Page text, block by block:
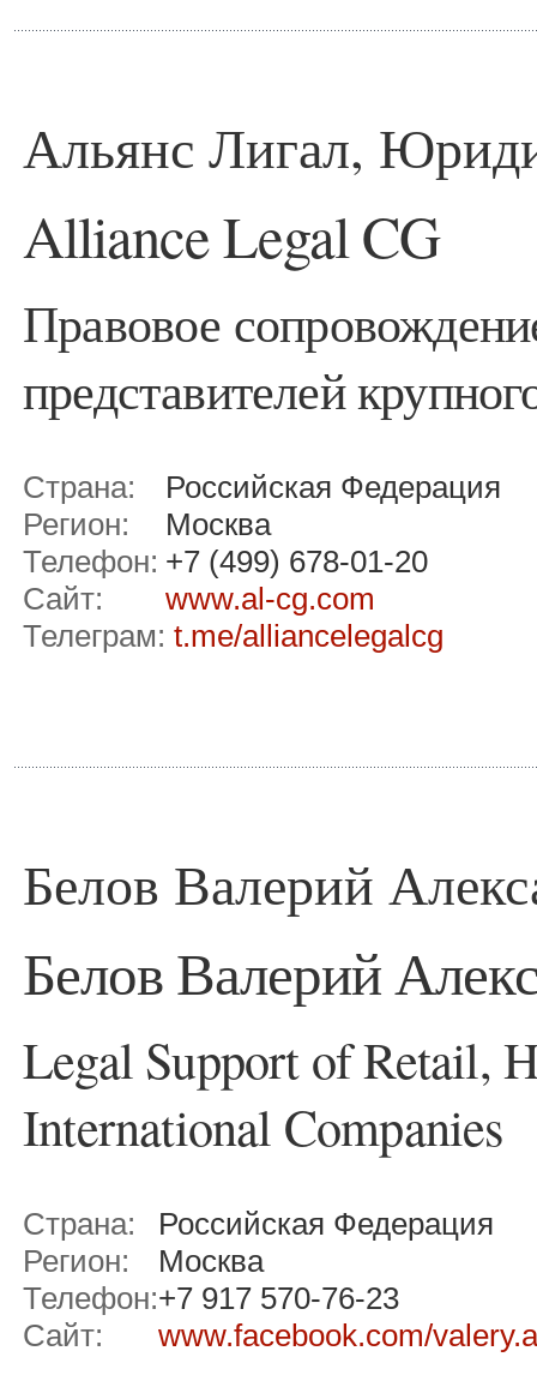
Альянс Лигал,
Alliance Legal CG
Правовое
представителей
Страна:
Российская Федерация
Регион:
Москва
Телефон: +7 (499) 678-01-20
Сайт:
www.al-cg.com
Телеграм: t.me/alliancelegalcg
Белов Валерий
Белов Валерий
Legal Support of Retail,
International Companies
Страна:
Российская Федерация
Регион:
Москва
Телефон:+7 917 570-76-23
Сайт:
www.facebook.com/